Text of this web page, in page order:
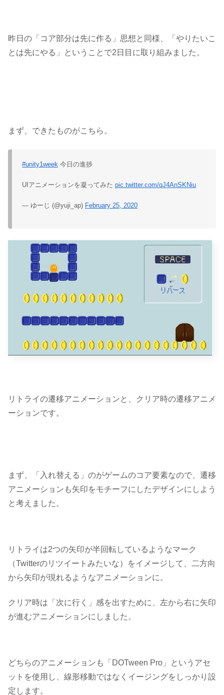
昨日の「コア部分は先に作る」思想と同様、「やりたいこ
とは先にやる」ということで2日目に取り組みました。
まず、できたものがこちら。
#unity1week 今日の進捗
UIアニメーションを凝ってみた pic.twitter.com/qJ4AnSKNiu
— ゆーじ (@yuji_ap) February 25, 2020
リトライの遷移アニメーションと、クリア時の遷移アニメ
ーションです。
まず、「入れ替える」のがゲームのコア要素なので、遷移
アニメーションも矢印をモチーフにしたデザインにしよう
と考えました。
リトライは2つの矢印が半回転しているようなマーク
（Twitterのリツイートみたいな）をイメージして、二方向
から矢印が現れるようなアニメーションに。
クリア時は「次に行く」感を出すために、左から右に矢印
が進むアニメーションにしました。
どちらのアニメーションも 「DOTween Pro」
というアセ
ットを使用し、線形移動ではなく イージングをしっかり設
定します。